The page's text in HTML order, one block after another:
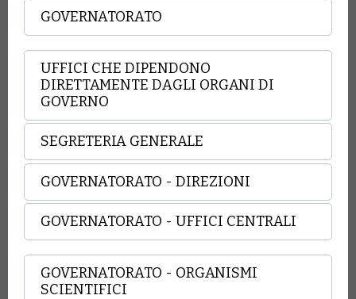
GOVERNATORATO
UFFICI CHE DIPENDONO
DIRETTAMENTE DAGLI ORGANI DI
GOVERNO
SEGRETERIA GENERALE
GOVERNATORATO - DIREZIONI
GOVERNATORATO - UFFICI CENTRALI
GOVERNATORATO - ORGANISMI
SCIENTIFICI